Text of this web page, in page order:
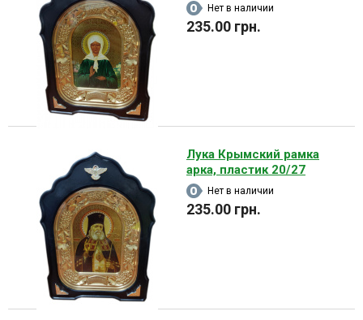
Нет в наличии
235.00 грн.
Лука Крымский рамка
арка, пластик 20/27
Нет в наличии
235.00 грн.